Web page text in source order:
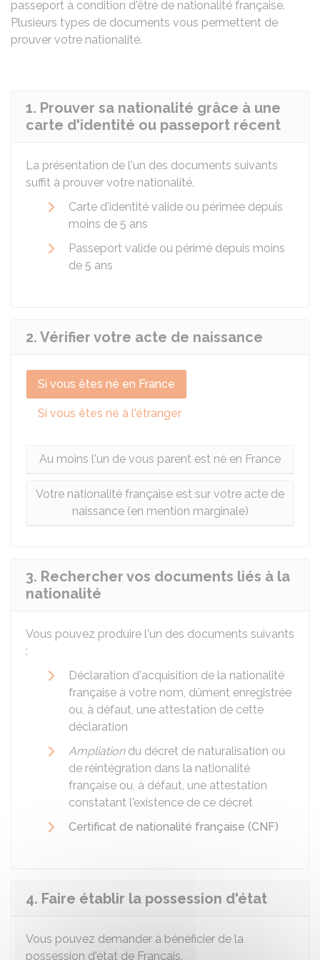
passeport à condition d'être de nationalité française.
Plusieurs types de documents vous permettent de
prouver votre nationalité.
1. Prouver sa nationalité grâce à une
carte d'identité ou passeport récent
La présentation de l'un des documents suivants
suffit à prouver votre nationalité.
Carte d'identité valide ou périmée depuis
moins de 5 ans
Passeport valide ou périmé depuis moins
de 5 ans
2. Vérifier votre acte de naissance
Si vous êtes né en France
Si vous êtes né à l'étranger
Au moins l'un de vous parent est né en France
Votre nationalité française est sur votre acte de
naissance (en mention marginale)
3. Rechercher vos documents liés à la
nationalité
Vous pouvez produire l'un des documents suivants
:
Déclaration d'acquisition de la nationalité
française à votre nom, dûment enregistrée
ou, à défaut, une attestation de cette
déclaration
Ampliationdu décret de naturalisation ou
de réintégration dans la nationalité
française ou, à défaut, une attestation
constatant l'existence de ce décret
Certificat de nationalité française (CNF)
4. Faire établir la possession d'état
Vous pouvez demander à bénéficier de la
possession d'état de Français.